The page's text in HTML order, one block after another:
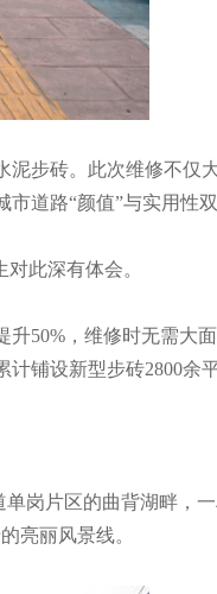
泥步砖。此次维修不仅
道路“颜值”与实用性双
此深有体会。
50%，维修时无需大
铺设新型步砖2800余平
岗片区的曲背湖畔，
亮丽风景线。